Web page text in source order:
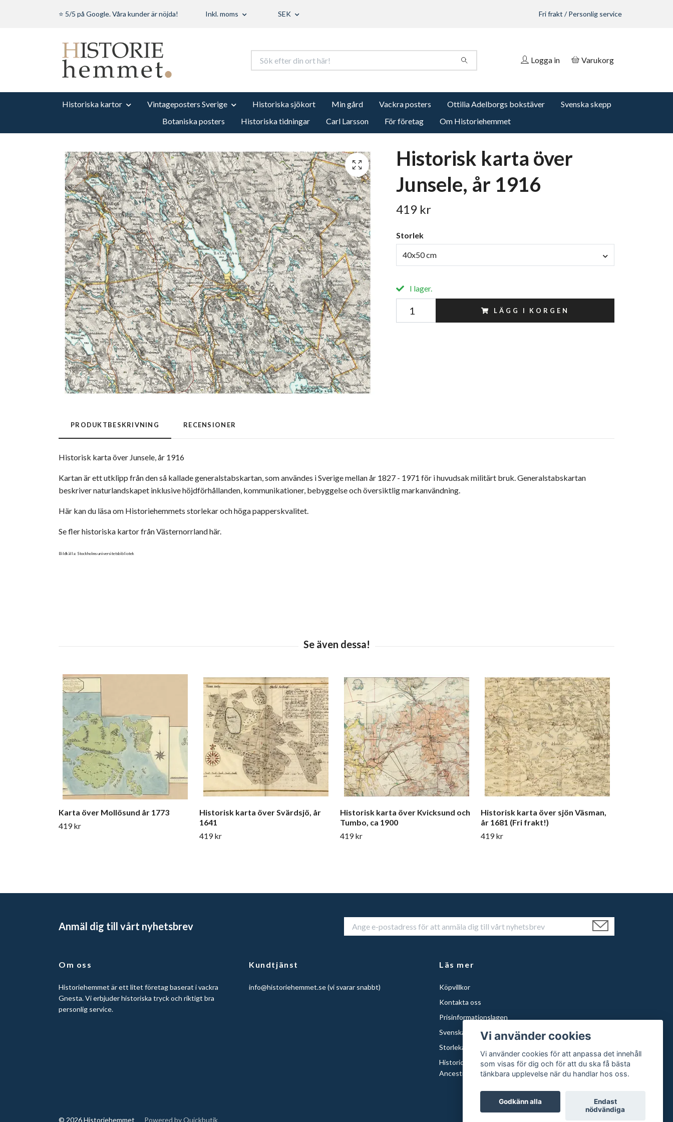
⭐ 5/5 på Google. Våra kunder är nöjda! Inkl. moms SEK Fri frakt / Personlig service
Logga in Varukorg
Historiska kartor Vintageposters Sverige Historiska sjökort Min gård Vackra posters Ottilia Adelborgs bokstäver
Svenska skepp
Botaniska posters
Historiska tidningar Carl Larsson För företag Om Historiehemmet
Historisk karta över
Junsele, år 1916
419 kr
Storlek
40x50 cm
I lager.
LÄGG I KORGEN
PRODUKTBESKRIVNING RECENSIONER
Historisk karta över Junsele, år 1916
Kartan är ett utklipp från den så kallade generalstabskartan, som användes i Sverige mellan år 1827 - 1971 för i huvudsak militärt bruk. Generalstabskartan
beskriver naturlandskapet inklusive höjdförhållanden, kommunikationer, bebyggelse och översiktlig markanvändning.
Här kan du läsa om Historiehemmets storlekar och höga papperskvalitet.
Se fler historiska kartor från Västernorrland här.
Bildkälla: Stockholms universitetsbibliotek
Karta över Mollösund år 1773
419 kr
Historisk karta över Svärdsjö, år
1641
419 kr
Historisk karta över Kvicksund och
Tumbo, ca 1900
419 kr
Historisk karta över sjön Väsman,
år 1681 (Fri frakt!)
419 kr
Anmäl dig till vårt nyhetsbrev
Om oss
Historiehemmet är ett litet företag baserat i vackra
Gnesta. Vi erbjuder historiska tryck och riktigt bra
personlig service.
Kundtjänst
info@historiehemmet.se(vi svarar snabbt)
Läs mer
Köpvillkor
Kontakta oss
Prisinformationslagen
Svenska Städer
Storlekar och papper
Historical Maps of Sweden for Americans with Swedish
Ancestry | Histor
© 2026 Historiehemmet Powered by Quickbutik
Vi använder cookies
Vi använder cookies för att anpassa det innehåll
som visas för dig och för att du ska få bästa
tänkbara upplevelse när du handlar hos oss.
Godkänn alla
Endast
nödvändiga